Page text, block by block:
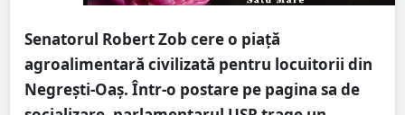
Senatorul Robert Zob cere o piață
agroalimentară civilizată pentru locuitorii din
Negrești-Oaș. Într-o postare pe pagina sa de